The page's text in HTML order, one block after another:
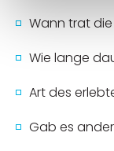
Wann trat
Wie lange
Art des
Gab es